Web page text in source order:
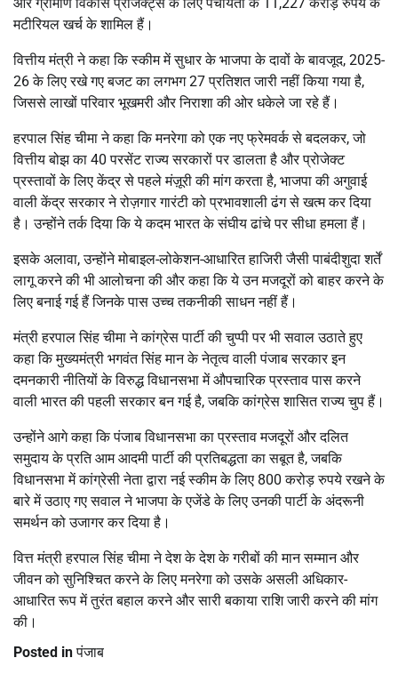
मटीरियल खर्च के शामिल हैं।
वित्तीय मंत्री ने कहा कि स्कीम में सुधार के भाजपा के दावों के बावजूद, 2025-
26 के लिए रखे गए बजट का लगभग 27 प्रतिशत जारी नहीं किया गया है,
जिससे लाखों परिवार भूखमरी और निराशा की ओर धकेले जा रहे हैं।
हरपाल सिंह चीमा ने कहा कि मनरेगा को एक नए फ्रेमवर्क से बदलकर, जो
वित्तीय बोझ का 40 परसेंट राज्य सरकारों पर डालता है और प्रोजेक्ट
प्रस्तावों के लिए केंद्र से पहले मंज़ूरी की मांग करता है, भाजपा की अगुवाई
वाली केंद्र सरकार ने रोज़गार गारंटी को प्रभावशाली ढंग से खत्म कर दिया
है। उन्होंने तर्क दिया कि ये कदम भारत के संघीय ढांचे पर सीधा हमला हैं।
इसके अलावा, उन्होंने मोबाइल-लोकेशन-आधारित हाजिरी जैसी पाबंदीशुदा शर्तें
लागू करने की भी आलोचना की और कहा कि ये उन मजदूरों को बाहर करने के
लिए बनाई गई हैं जिनके पास उच्च तकनीकी साधन नहीं हैं।
मंत्री हरपाल सिंह चीमा ने कांग्रेस पार्टी की चुप्पी पर भी सवाल उठाते हुए
कहा कि मुख्यमंत्री भगवंत सिंह मान के नेतृत्व वाली पंजाब सरकार इन
दमनकारी नीतियों के विरुद्ध विधानसभा में औपचारिक प्रस्ताव पास करने
वाली भारत की पहली सरकार बन गई है, जबकि कांग्रेस शासित राज्य चुप हैं।
उन्होंने आगे कहा कि पंजाब विधानसभा का प्रस्ताव मजदूरों और दलित
समुदाय के प्रति आम आदमी पार्टी की प्रतिबद्धता का सबूत है, जबकि
विधानसभा में कांग्रेसी नेता द्वारा नई स्कीम के लिए 800 करोड़ रुपये रखने के
बारे में उठाए गए सवाल ने भाजपा के एजेंडे के लिए उनकी पार्टी के अंदरूनी
समर्थन को उजागर कर दिया है।
वित्त मंत्री हरपाल सिंह चीमा ने देश के देश के गरीबों की मान सम्मान और
जीवन को सुनिश्चित करने के लिए मनरेगा को उसके असली अधिकार-
आधारित रूप में तुरंत बहाल करने और सारी बकाया राशि जारी करने की मांग
की।
Posted inपंजाब